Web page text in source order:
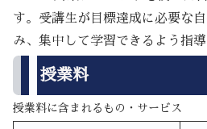
す。受講生が目標達成に必要な
み、集中して学習できるよう指導
授業料
授業料に含まれるもの・サービス